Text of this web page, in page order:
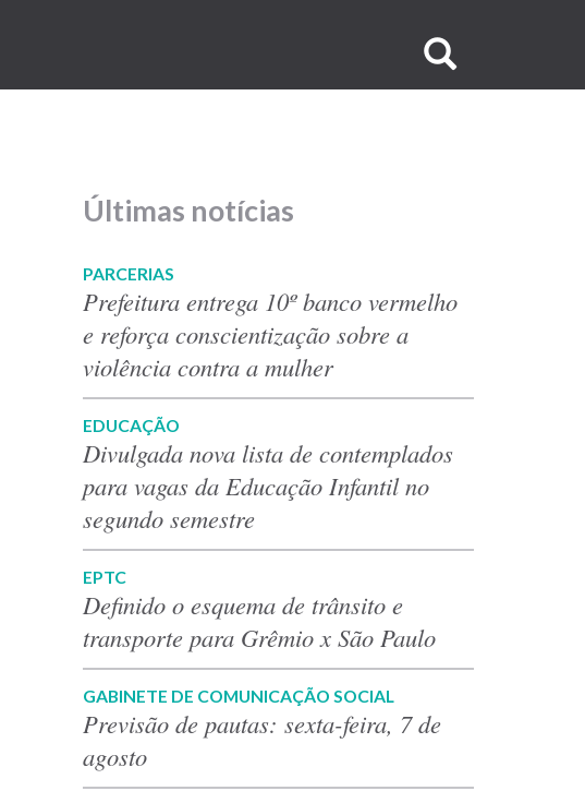
no
Últimas notícias
PARCERIAS
Prefeitura entrega 10º banco vermelho
e reforça conscientização sobre a
violência contra a mulher
EDUCAÇÃO
Divulgada nova lista de contemplados
para vagas da Educação Infantil no
segundo semestre
EPTC
Definido o esquema de trânsito e
transporte para Grêmio x São Paulo
GABINETE DE COMUNICAÇÃO SOCIAL
Previsão de pautas: sexta-feira, 7 de
agosto